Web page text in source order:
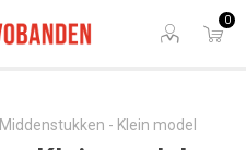
0
Middenstukken - Klein model